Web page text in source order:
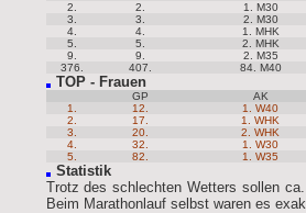
2.
2. 1. M30
3.
3. 2. M30
4.
4. 1. MHK
5.
5. 2. MHK
9.
9. 2. M35
376.
407. 84. M40
TOP - Frauen
GP AK
1.
12. 1. W40
2.
17. 1. WHK
3.
20. 2. WHK
4.
32. 1. W30
5.
82. 1. W35
Statistik
Trotz des schlechten Wetters sollen
Beim Marathonlauf selbst waren es